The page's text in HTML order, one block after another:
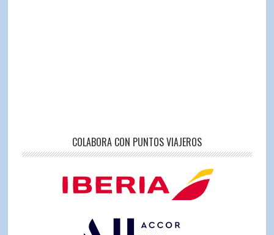
COLABORA CON PUNTOS VIAJEROS